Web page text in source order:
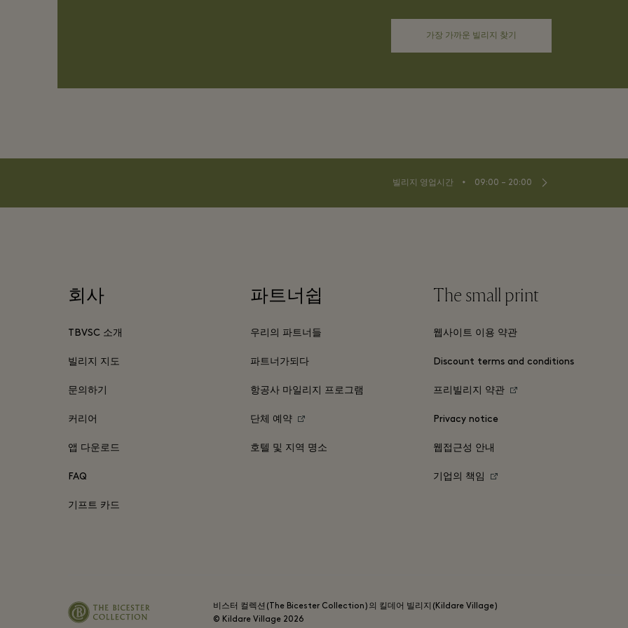
가장 가까운 빌리지 찾기
빌리지 영업시간 ⬩ 09:00 – 20:00
회사
TBVSC 소개
빌리지 지도
문의하기
커리어
앱 다운로드
FAQ
기프트 카드
파트너쉽
우리의 파트너들
파트너가되다
항공사 마일리지 프로그램
단체 예약
호텔 및 지역 명소
The small print
웹사이트 이용 약관
Discount terms and conditions
프리빌리지 약관
Privacy notice
웹접근성 안내
기업의 책임
비스터 컬렉션(The Bicester Collection)의 킬데어 빌리지(Kildare Village)
© Kildare Village 2026